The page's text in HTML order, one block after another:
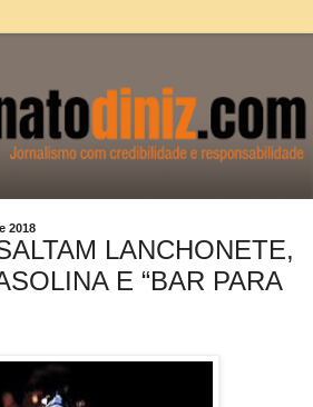
2018
LANCHONETE,
E “BAR PARA